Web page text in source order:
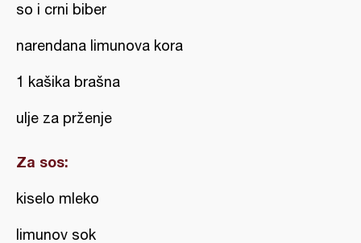
so i crni biber
narendana limunova kora
1 kašika brašna
ulje za prženje
Za sos:
kiselo mleko
limunov sok